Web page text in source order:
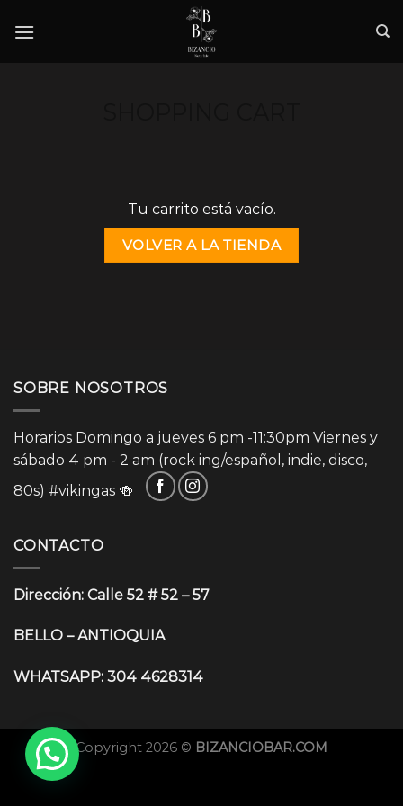
Tu carrito está vacío.
VOLVER A LA TIENDA
SOBRE NOSOTROS
Horarios Domingo a jueves 6 pm -11:30pm Viernes y
sábado 4 pm - 2 am (rock ing/español, indie, disco,
80s) #vikingas 🍻
CONTACTO
Dirección: Calle 52 # 52 – 57
BELLO – ANTIOQUIA
WHATSAPP: 304 4628314
Copyright 2026 © BIZANCIOBAR.COM